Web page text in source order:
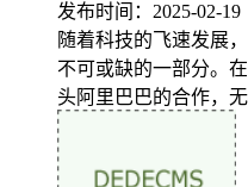
发布时间：2025-02-
随着科技的飞速发展
不可或缺的一部分。
头阿里巴巴的合作，